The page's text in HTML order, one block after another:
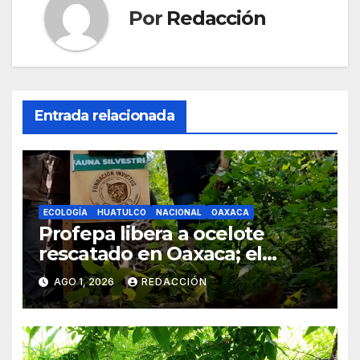
Por Redacción
Entrada relacionada
ECOLOGÍA HUATULCO NACIONAL OAXACA
Profepa libera a ocelote
rescatado en Oaxaca; el
ejemplar fue atropellado
AGO 1, 2026 REDACCIÓN